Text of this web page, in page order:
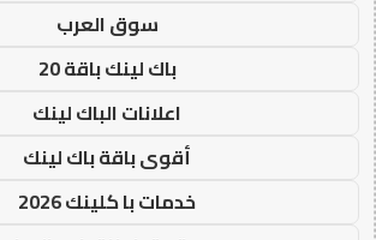
سوق العرب
باك لينك باقة 20
اعلانات الباك لينك
أقوى باقة باك لينك
خدمات با كلينك 2026